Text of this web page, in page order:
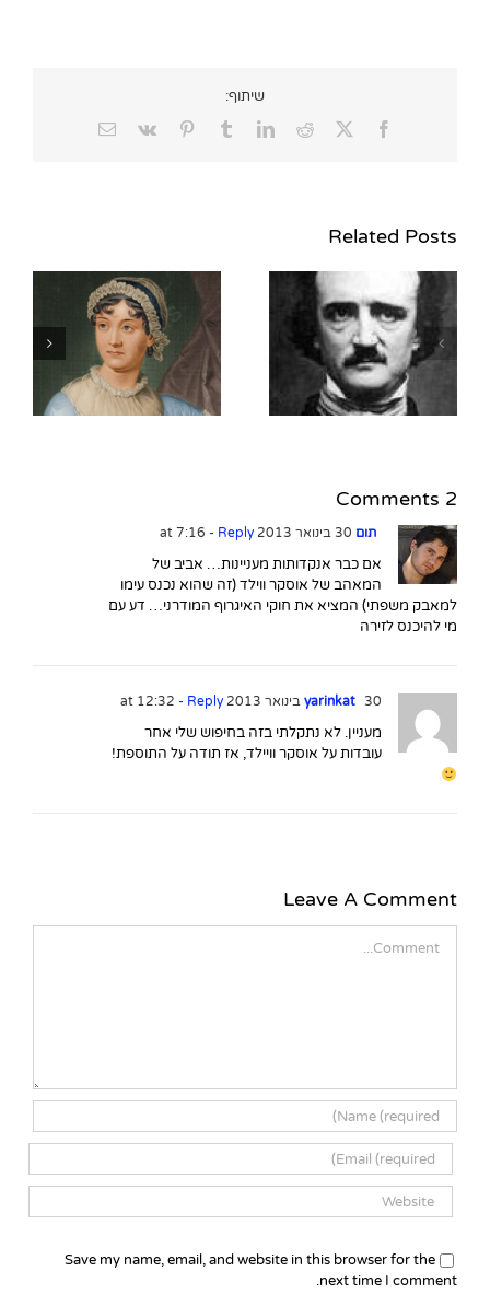
שיתוף:
Facebook
X
Reddit
LinkedIn
Tumblr
Pinterest
Vk
Email
Related Posts
10 עובדות על אדגר אלן
פו (1809-1849)
2 Comments
תום - Reply
אם כבר אנקדותות מעניינות… אביב של
המאהב של אוסקר ווילד (זה שהוא נכנס עימו
למאבק משפתי) המציא את חוקי האיגרוף המודרני… דע עם
מי להיכנס לזירה
yarinkat 30 בינואר 2013 at 12:32 - Reply
מעניין. לא נתקלתי בזה בחיפוש שלי אחר
עובדות על אוסקר וויילד, אז תודה על התוספת!
Leave A Comment
Save my name, email, and website in this browser for the
next time I comment.